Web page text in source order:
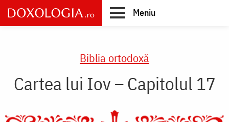
Skip
to
main
Meniu
Biblia ortodoxă
Cartea lui Iov – Capitolul 17